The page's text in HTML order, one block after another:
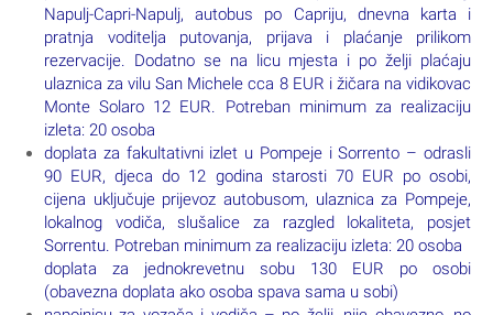
ulaznice za objekte koji se posjećuju tijekom razgleda
prtljagu – za kofer do 20 kg koji morate predati prilikom
prijave na let doplata iznosi 50 EUR po osobi (obavezna
doplata prilikom rezervacije aranžmana)
dodatne sadržaje i troškove koji nisu predviđeni
programom, osobne troškove (piće, dodatni obroci, telefon,
karte za javni gradski prijevoz i sl.)
boravišnu pristojbu u iznosu od 4 EUR / 6 EUR po osobi po
noćenju – plaća se na recepciji hotela (točan iznos
boravišne pristojbe bit će objavljen u završnom pismu)
doplatu za fakultativni izlet na Capri – odrasli 95 EUR po
osobi, djeca do 12 godina starosti 70 EUR, cijena uključuje
povratni transfer od hotela do luke, povratni brod na liniji